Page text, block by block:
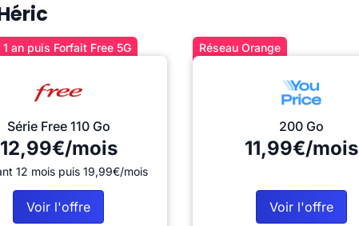
an puis Forfait Free 5G
Série Free 110 Go
12,99€/mois
12 mois puis 19,99€/mois
Voir l'offre
Réseau Orange
200 Go
11,99€/mois
Voir l'offre